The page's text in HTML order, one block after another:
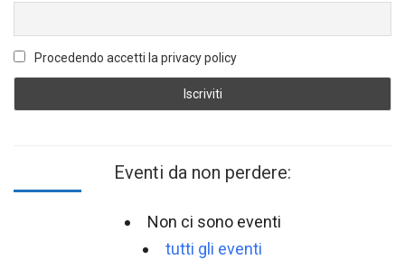
Procedendo accetti la privacy policy
Eventi da non perdere:
Non ci sono eventi
tutti gli eventi